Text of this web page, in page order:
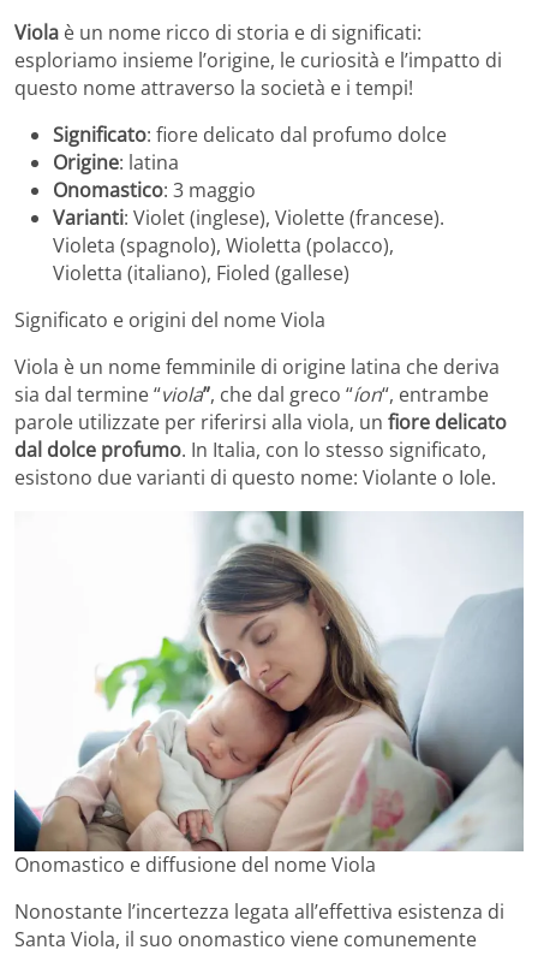
Viola è un nome ricco di storia e di significati:
esploriamo insieme l’origine, le curiosità e l’impatto di
questo nome attraverso la società e i tempi!
Significato: fiore delicato dal profumo dolce
Origine: latina
Onomastico: 3 maggio
Varianti: Violet (inglese), Violette (francese).
Violeta (spagnolo), Wioletta (polacco),
Violetta (italiano), Fioled (gallese)
Significato e origini del nome Viola
Viola è un nome femminile di origine latina che deriva
sia dal termine “viola”, che dal greco “íon“, entrambe
parole utilizzate per riferirsi alla viola, un fiore delicato
dal dolce profumo. In Italia, con lo stesso significato,
esistono due varianti di questo nome: Violante o Iole.
Onomastico e diffusione del nome Viola
Nonostante l’incertezza legata all’effettiva esistenza di
Santa Viola, il suo onomastico viene comunemente